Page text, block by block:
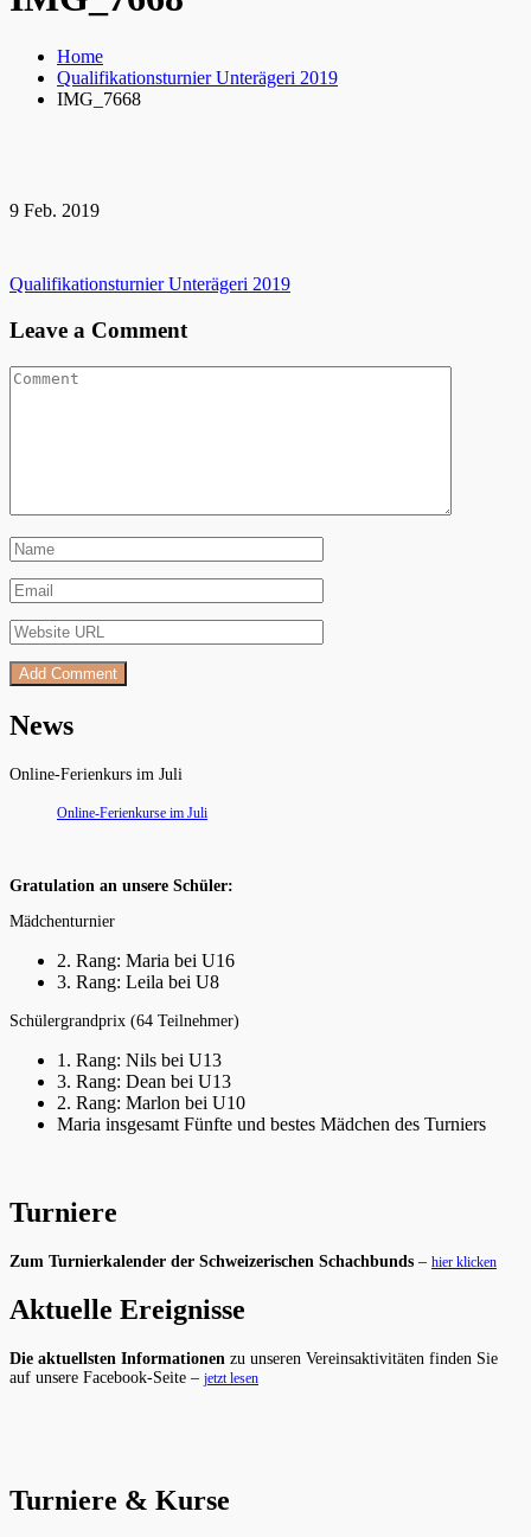
Home
Qualifikationsturnier Unterägeri 2019
IMG_7668
9 Feb. 2019
Beitragsnavigation
Qualifikationsturnier Unterägeri 2019
Leave a Comment
News
Online-Ferienkurs im Juli
Online-Ferienkurse im Juli
Gratulation an unsere Schüler:
Mädchenturnier
2. Rang: Maria bei U16
3. Rang: Leila bei U8
Schülergrandprix (64 Teilnehmer)
1. Rang: Nils bei U13
3. Rang: Dean bei U13
2. Rang: Marlon bei U10
Maria insgesamt Fünfte und bestes Mädchen des Turniers
Turniere
Zum Turnierkalender der Schweizerischen Schachbunds – hier klicken
Aktuelle Ereignisse
Die aktuellsten Informationen zu unseren Vereinsaktivitäten finden Sie
auf unsere Facebook-Seite – jetzt lesen
Turniere & Kurse